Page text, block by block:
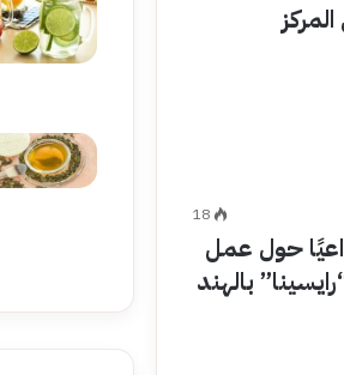
18
حول عمل
بالهند